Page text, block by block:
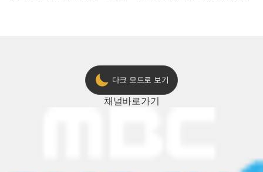
다크 모드로 보기
채널바로가기